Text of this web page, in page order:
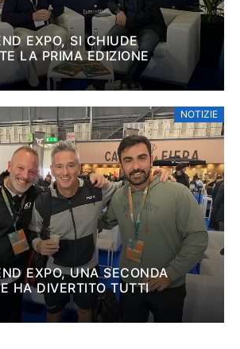
EXPO, SI CHIUDE
LA PRIMA EDIZIONE
NOTIZIE
EXPO, UNA SECONDA
HA DIVERTITO TUTTI